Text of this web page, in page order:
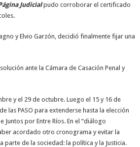
Judicialpudo corroborar el certificado
y Elvio Garzón, decidió finalmente fijar una
ante la Cámara de Casación Penal y
y el 29 de octubre. Luego el 15 y 16 de
las PASO para extenderse hasta la elección
por Entre Ríos. En el “diálogo
acordado otro cronograma y evitar la
de la sociedad: la política y la Justicia.